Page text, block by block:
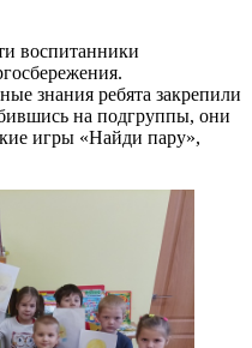
воспитанники
знания ребята закрепили
на подгруппы, они
игры «Найди пару»,